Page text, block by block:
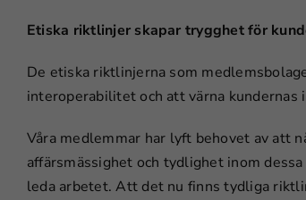
Etiska riktlinjer skapar trygghet för
De etiska riktlinjerna som
interoperabilitet och att värna
Våra medlemmar har lyft behovet av att
affärsmässighet och tydlighet inom
leda arbetet. Att det nu finns tydliga